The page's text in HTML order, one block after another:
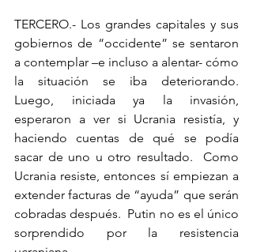
TERCERO.- Los grandes capitales y sus
gobiernos de “occidente” se sentaron
a contemplar –e incluso a alentar- cómo
la situación se iba deteriorando.
Luego, iniciada ya la invasión,
esperaron a ver si Ucrania resistía, y
haciendo cuentas de qué se podía
sacar de uno u otro resultado.  Como
Ucrania resiste, entonces sí empiezan a
extender facturas de “ayuda” que serán
cobradas después.  Putin no es el único
sorprendido por la resistencia